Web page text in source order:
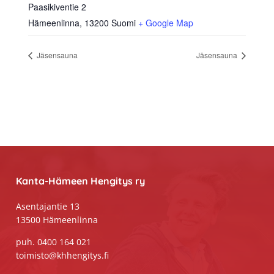
Paasikiventie 2
Hämeenlinna, 13200 Suomi + Google Map
Jäsensauna Jäsensauna
Kanta-Hämeen Hengitys ry
Asentajantie 13
13500 Hämeenlinna
puh. 0400 164 021
toimisto@khhengitys.fi